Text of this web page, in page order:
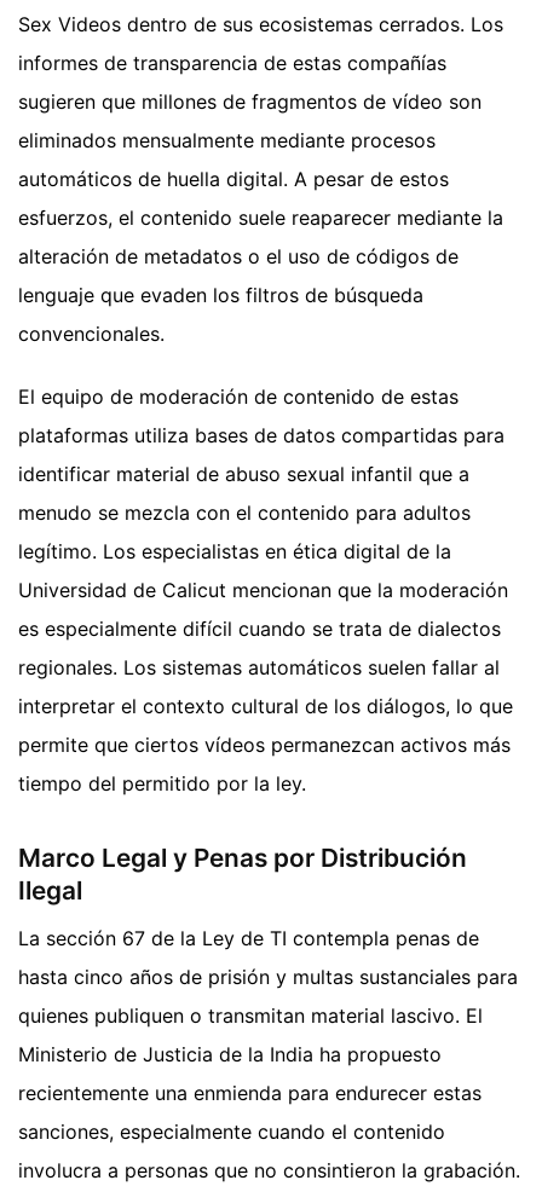
Sex Videos dentro de sus ecosistemas cerrados. Los
informes de transparencia de estas compañías
sugieren que millones de fragmentos de vídeo son
eliminados mensualmente mediante procesos
automáticos de huella digital. A pesar de estos
esfuerzos, el contenido suele reaparecer mediante la
alteración de metadatos o el uso de códigos de
lenguaje que evaden los filtros de búsqueda
convencionales.
El equipo de moderación de contenido de estas
plataformas utiliza bases de datos compartidas para
identificar material de abuso sexual infantil que a
menudo se mezcla con el contenido para adultos
legítimo. Los especialistas en ética digital de la
Universidad de Calicut mencionan que la moderación
es especialmente difícil cuando se trata de dialectos
regionales. Los sistemas automáticos suelen fallar al
interpretar el contexto cultural de los diálogos, lo que
permite que ciertos vídeos permanezcan activos más
tiempo del permitido por la ley.
Marco Legal y Penas por Distribución
Ilegal
La sección 67 de la Ley de TI contempla penas de
hasta cinco años de prisión y multas sustanciales para
quienes publiquen o transmitan material lascivo. El
Ministerio de Justicia de la India ha propuesto
recientemente una enmienda para endurecer estas
sanciones, especialmente cuando el contenido
involucra a personas que no consintieron la grabación.